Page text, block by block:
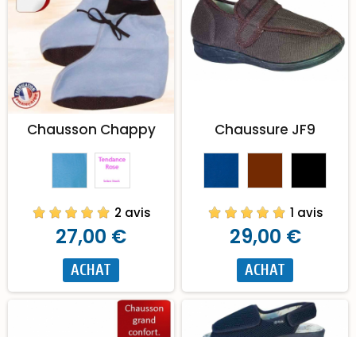
Chausson Chappy
2 avis
27,00 €
ACHAT
Chaussure JF9
1 avis
29,00 €
ACHAT